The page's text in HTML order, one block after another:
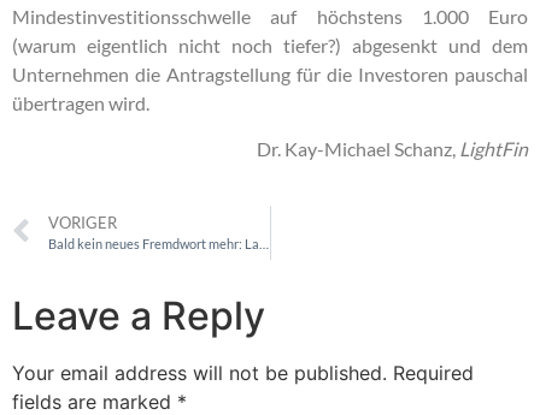
Mindestinvestitionsschwelle auf höchstens 1.000 Euro
(warum eigentlich nicht noch tiefer?) abgesenkt und dem
Unternehmen die Antragstellung für die Investoren pauschal
übertragen wird.
Dr. Kay-Michael Schanz, LightFin
VORIGER
Leave a Reply
Your email address will not be published. Required
fields are marked *